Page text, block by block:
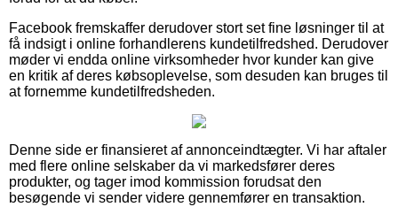
Facebook fremskaffer derudover stort set fine løsninger til at
få indsigt i online forhandlerens kundetilfredshed. Derudover
møder vi endda online virksomheder hvor kunder kan give
en kritik af deres købsoplevelse, som desuden kan bruges til
at fornemme kundetilfredsheden.
Denne side er finansieret af annonceindtægter. Vi har aftaler
med flere online selskaber da vi markedsfører deres
produkter, og tager imod kommission forudsat den
besøgende vi sender videre gennemfører en transaktion.